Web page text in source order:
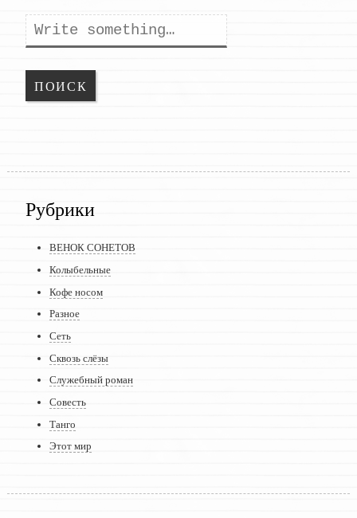
Поиск
Рубрики
ВЕНОК СОНЕТОВ
Колыбельные
Кофе носом
Разное
Сеть
Сквозь слёзы
Служебный роман
Совесть
Танго
Этот мир